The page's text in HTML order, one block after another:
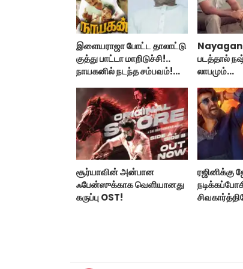
இளையராஜா போட்ட தாலாட்டு
குத்து பாட்டா மாறிடுச்சி!..
நாயகனில் நடந்த சம்பவம்!...
படத்தால்
லாபமும்
பேட்டி..
சூர்யாவின் அன்பான
ஃபேன்ஸுக்காக வெளியானது
கருப்பு OST!
ரஜினிக்கு